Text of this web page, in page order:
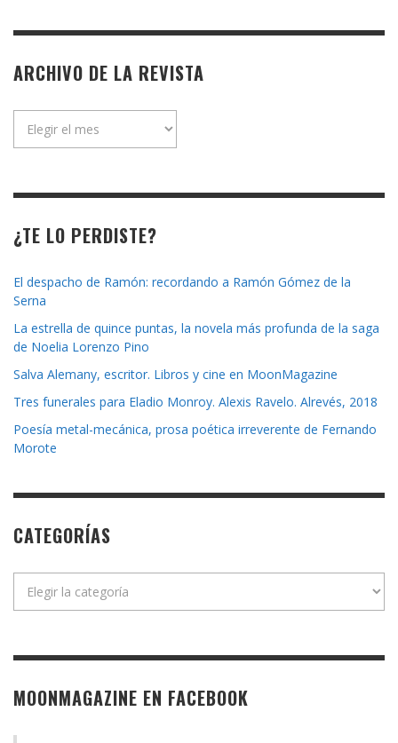
ARCHIVO DE LA REVISTA
¿TE LO PERDISTE?
El despacho de Ramón: recordando a Ramón Gómez de la
Serna
La estrella de quince puntas, la novela más profunda de la saga
de Noelia Lorenzo Pino
Salva Alemany, escritor. Libros y cine en MoonMagazine
Tres funerales para Eladio Monroy. Alexis Ravelo. Alrevés, 2018
Poesía metal-mecánica, prosa poética irreverente de Fernando
Morote
CATEGORÍAS
MOONMAGAZINE EN FACEBOOK